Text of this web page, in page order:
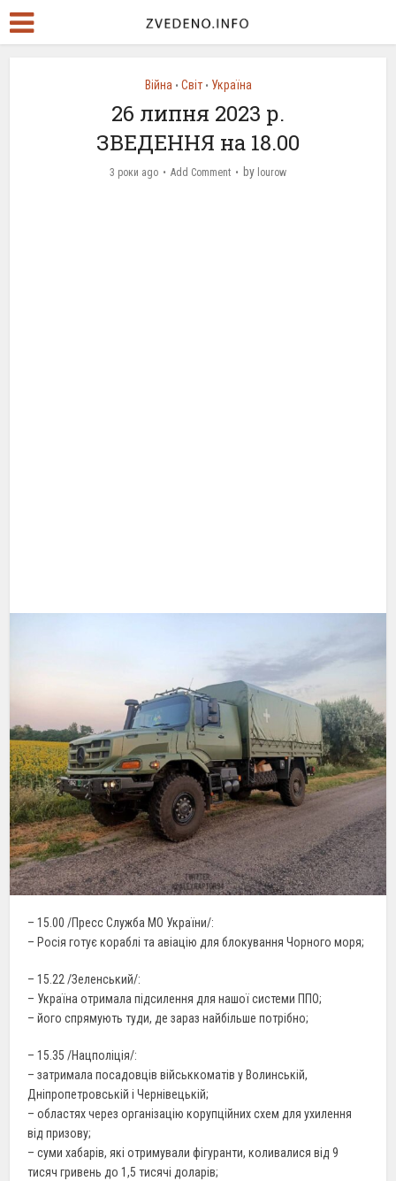
Війна • Світ • Україна
26 липня 2023 р.
ЗВЕДЕННЯ на 18.00
3 роки ago Add Comment by lourow
– 15.00 /Пресс Служба МО України/:
– Росія готує кораблі та авіацію для блокування Чорного моря;
– 15.22 /Зеленський/:
– Україна отримала підсилення для нашої системи ППО;
– його спрямують туди, де зараз найбільше потрібно;
– 15.35 /Нацполіція/:
– затримала посадовців військкоматів у Волинській,
Дніпропетровській і Чернівецькій;
– областях через організацію корупційних схем для ухилення
від призову;
– суми хабарів, які отримували фігуранти, коливалися від 9
тисяч гривень до 1,5 тисячі доларів;